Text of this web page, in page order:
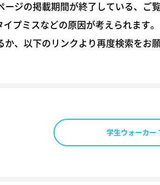
ージの掲載期間が終了している、ご
プミスなどの原因が考えられます。
、以下のリンクより再度検索をお願
学生ウォーカー